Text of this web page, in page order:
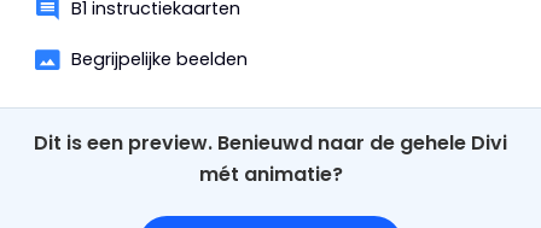
B1 instructiekaarten
Begrijpelijke beelden
Dit is een preview. Benieuwd naar de gehele Divi
mét animatie?